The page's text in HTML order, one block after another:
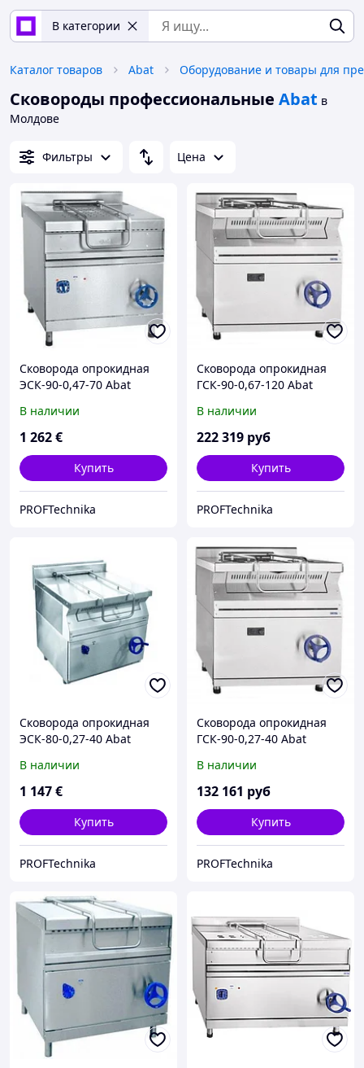
В категории
Каталог товаров Abat
Сковороды профессиональные Abat в
Молдове
Фильтры Цена
Сковорода опрокидная
ЭСК-90-0,47-70 Abat
В наличии
1 262€
Купить
PROFTechnika
Сковорода опрокидная
ГСК-90-0,67-120 Abat
В наличии
222 319 руб
Купить
PROFTechnika
Сковорода опрокидная
ЭСК-80-0,27-40 Abat
В наличии
1 147€
Купить
PROFTechnika
Сковорода опрокидная
ГСК-90-0,27-40 Abat
В наличии
132 161 руб
Купить
PROFTechnika